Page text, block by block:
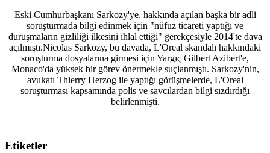
Eski Cumhurbaşkanı Sarkozy'ye, hakkında açılan başka bir adli
soruşturmada bilgi edinmek için "nüfuz ticareti yaptığı ve
duruşmaların gizliliği ilkesini ihlal ettiği" gerekçesiyle 2014'te dava
açılmıştı.Nicolas Sarkozy, bu davada, L'Oreal skandalı hakkındaki
soruşturma dosyalarına girmesi için Yargıç Gilbert Azibert'e,
Monaco'da yüksek bir görev önermekle suçlanmıştı. Sarkozy'nin,
avukatı Thierry Herzog ile yaptığı görüşmelerde, L'Oreal
soruşturması kapsamında polis ve savcılardan bilgi sızdırdığı
belirlenmişti.
Etiketler